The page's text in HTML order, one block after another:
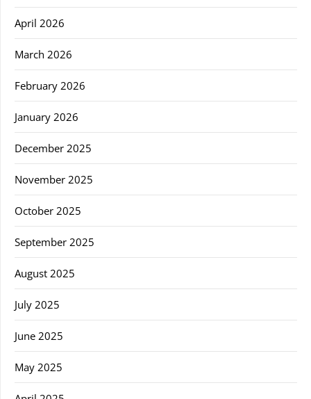
April 2026
March 2026
February 2026
January 2026
December 2025
November 2025
October 2025
September 2025
August 2025
July 2025
June 2025
May 2025